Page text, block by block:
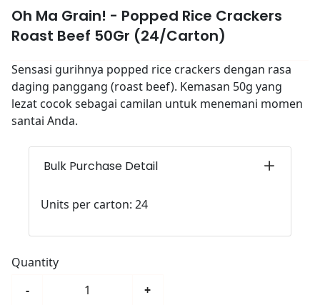
Oh Ma Grain! - Popped Rice Crackers
Roast Beef 50Gr (24/Carton)
Sensasi gurihnya popped rice crackers dengan rasa
daging panggang (roast beef). Kemasan 50g yang
lezat cocok sebagai camilan untuk menemani momen
santai Anda.
Bulk Purchase Detail
Units per carton: 24
Quantity
-
+